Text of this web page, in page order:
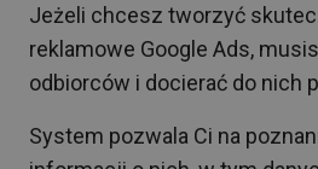
Jeżeli chcesz tworzyć
reklamowe Google Ads,
odbiorców i docierać do nich
System pozwala Ci na